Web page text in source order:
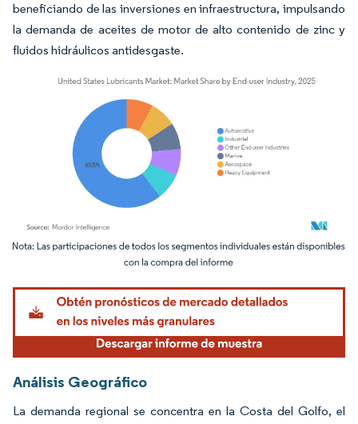
beneficiando de las inversiones en infraestructura, impulsando
la demanda de aceites de motor de alto contenido de zinc y
fluidos hidráulicos antidesgaste.
Imagen © Mordor Intelligence. El uso requiere atribución según CC BY 4.0.
Análisis Geográfico
La demanda regional se concentra en la Costa del Golfo, el